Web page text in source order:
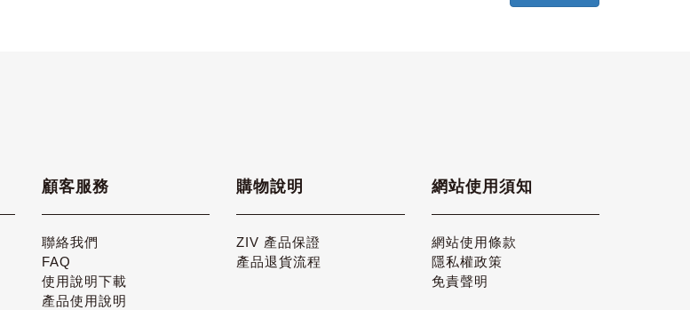
顧客服務
聯絡我們
FAQ
使用說明下載
產品使用說明
購物說明
ZIV 產品保證
產品退貨流程
網站使用須知
網站使用條款
隱私權政策
免責聲明